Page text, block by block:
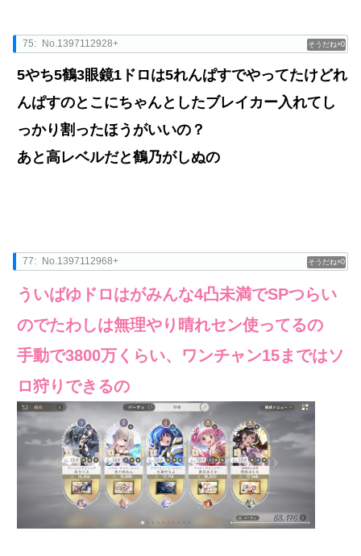
0
75: No.1397112928+
5やち5鶴3眼鏡1ドロは5れんぱすでやってたけどれ
んぱすのとこにちゃんとしたブレイカー入れてし
っかり割ったほうがいいの？
あと高レベルだと鶴乃がしぬの
0
77: No.1397112968+
ういばゆドロはがみんな4凸未満でSPつらい
のでたわしは無理やり晴れセン使ってるの
手動で3800万くらい、ワンチャン15まではソ
ロ狩りできるの